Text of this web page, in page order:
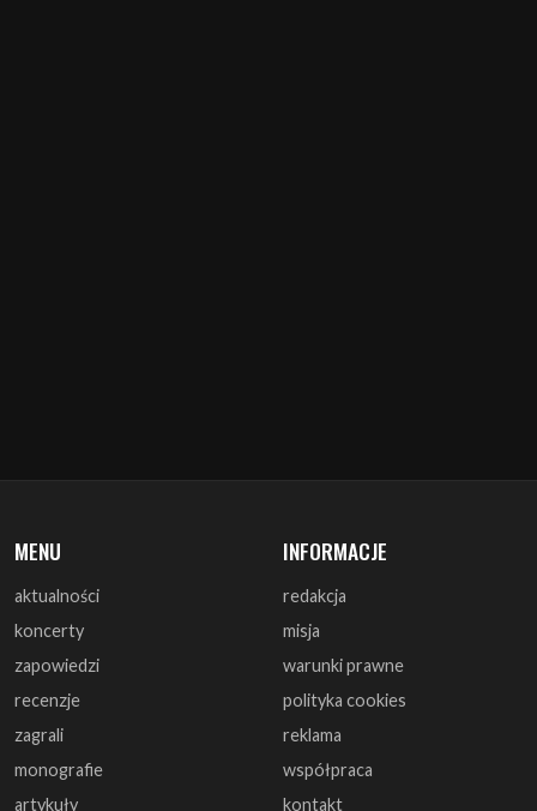
aktualności
zapowiedzi
recenzje
zagrali
monografie
artykuły
wywiady
redakcja
warunki prawne
polityka cookies
reklama
współpraca
kontakt
DOŁĄCZ DO NAS